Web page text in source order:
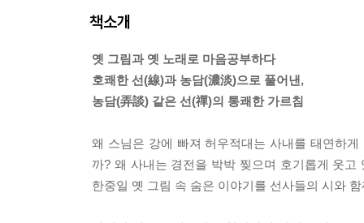
책소개
옛 그림과 옛 노래로 마음공부하다
호쾌한 선(線)과 농담(濃淡)으로 풀어낸,
농담(弄談) 같은 선(禪)의 통쾌한 가르침
왜 스님은 강에 빠져 허우적대는 사내를 태연하
까? 왜 사내는 경전을 박박 찢으며 호기롭게 웃
한중일 옛 그림 속 숨은 이야기를 선사들의 시와